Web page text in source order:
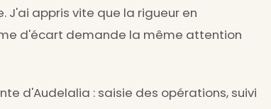
appris vite que la rigueur en
d'écart demande la même attention
d'Audelalia : saisie des opérations, suivi